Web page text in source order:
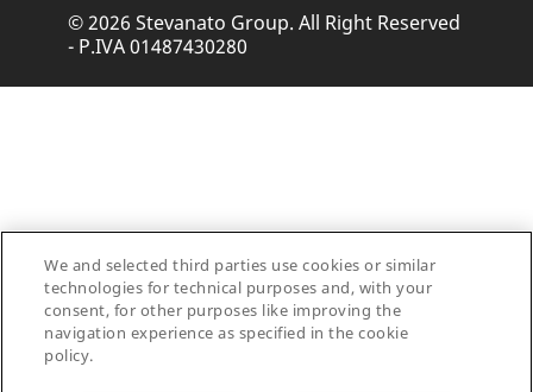
© 2026 Stevanato Group. All Right Reserved
- P.IVA 01487430280
We and selected third parties use cookies or similar
technologies for technical purposes and, with your
consent, for other purposes like improving the
navigation experience as specified in the cookie
policy.